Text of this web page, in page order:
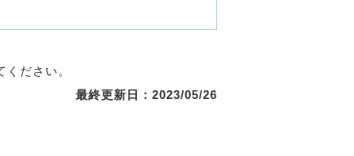
ださい。
最終更新日：2023/05/26